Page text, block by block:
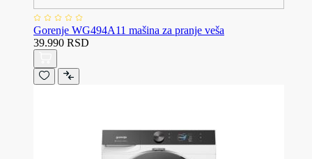
Gorenje WG494A11 mašina za pranje veša
39.990 RSD